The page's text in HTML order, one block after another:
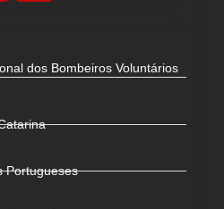
dos Bombeiros Voluntários
Portugueses